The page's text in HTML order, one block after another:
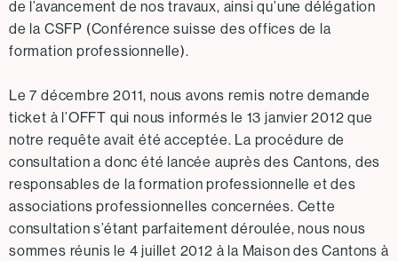
de l’avancement de nos travaux, ainsi qu’une délégation
de la CSFP (Conférence suisse des offices de la
formation professionnelle).
Le 7 décembre 2011, nous avons remis notre demande
ticket à l’OFFT qui nous informés le 13 janvier 2012 que
notre requête avait été acceptée. La procédure de
consultation a donc été lancée auprès des Cantons, des
responsables de la formation professionnelle et des
associations professionnelles concernées. Cette
consultation s’étant parfaitement déroulée, nous nous
sommes réunis le 4 juillet 2012 à la Maison des Cantons à